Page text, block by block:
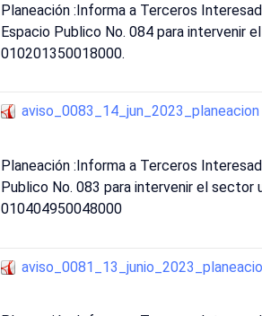
Planeación :Informa a Terceros
Espacio Publico No. 084 para intervenir
010201350018000.
aviso_0083_14_jun_2023_planeacion
Planeación :Informa a Terceros
Publico No. 083 para intervenir el sector
010404950048000